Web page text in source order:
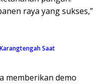
raya yang sukses,”
Saat
memberikan demo